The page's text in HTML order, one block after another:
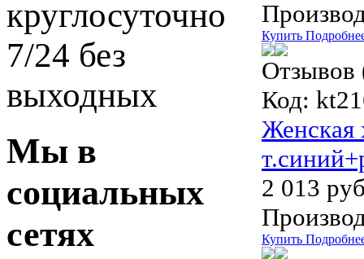
Купить
Отзывов
Код:
Женская
2 013
Купить
круглосуточно
7/24 без
выходных
Мы в
социальных
сетях